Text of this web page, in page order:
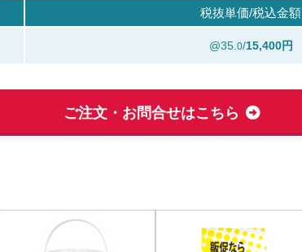
税抜単価/税込金額
@35. 0/15,400円
ご注文・お問合せはこちら